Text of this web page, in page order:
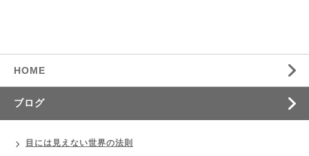
HOME
ブログ
目には見えない世界の法則